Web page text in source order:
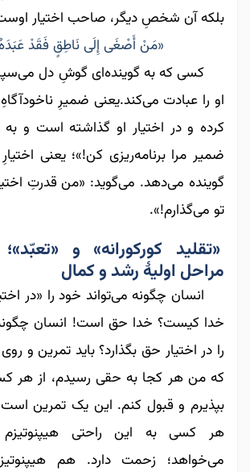
بلکه آن شخصِ دیگر، صاحب اختیار
«مَنْ أَصْغَى إِلَى نَاطِقٍ فَقَدْ
کسی که به گوینده‌ای گوشِ دل
او را عبادت می‌کند.یعنی ضمیرِ
کرده و در اختیار او گذاشته است و به
ضمیر مرا برنامه‌ریزی کن!»؛ یعنی
گوینده می‌دهد. می‌گوید: «من قدرتِ
تو می‌گذارم!».
«تقلید کورکورانه» و
مراحل اولیۀ رشد و کمال
انسان چگونه می‌تواند خود را «در
خدا کیست؟ خدا حق است! انسان
را در اختیار حق بگذارد؟ باید تمرین و
که من هر کجا به حقی رسیدم، از هر
بپذیرم و قبول کنم. این یک تمرین است!
هر کسی به این راحتی
می‌خواهد؛ زحمت دارد. هم